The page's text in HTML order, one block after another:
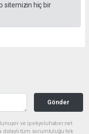
sitemizin hiç bir
Gönder
ve ipekyoluhaber.net
dolaylı tüm sorumluluğu tek